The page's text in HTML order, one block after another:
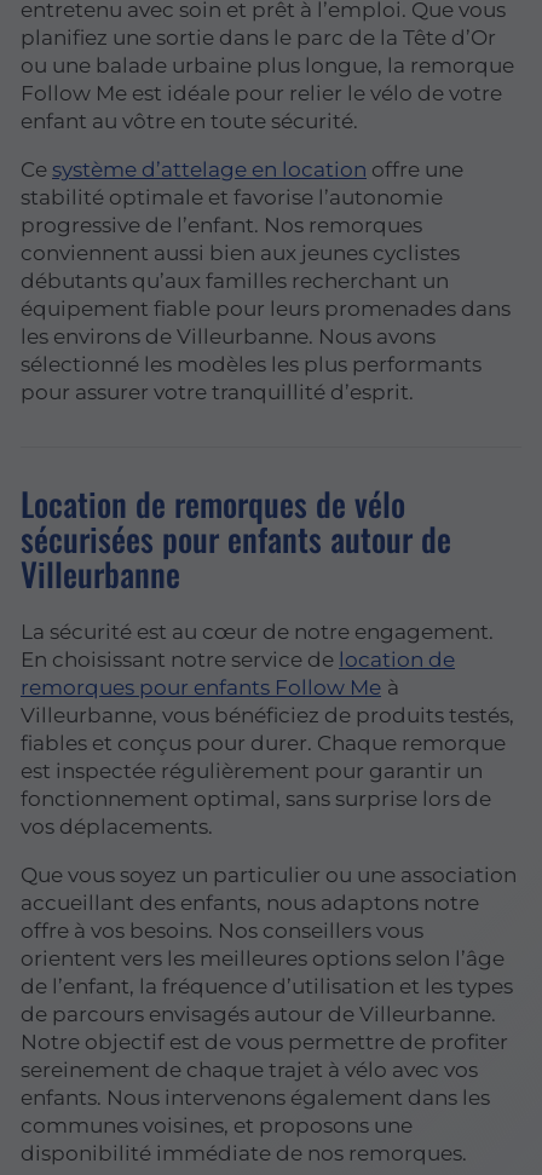
entretenu avec soin et prêt à l’emploi. Que vous
planifiez une sortie dans le parc de la Tête d’Or
ou une balade urbaine plus longue, la remorque
Follow Me est idéale pour relier le vélo de votre
enfant au vôtre en toute sécurité.
Ce système d’attelage en location offre une
stabilité optimale et favorise l’autonomie
progressive de l’enfant. Nos remorques
conviennent aussi bien aux jeunes cyclistes
débutants qu’aux familles recherchant un
équipement fiable pour leurs promenades dans
les environs de Villeurbanne. Nous avons
sélectionné les modèles les plus performants
pour assurer votre tranquillité d’esprit.
Location de remorques de vélo
sécurisées pour enfants autour de
Villeurbanne
La sécurité est au cœur de notre engagement.
En choisissant notre service de location de
remorques pour enfants Follow Me à
Villeurbanne, vous bénéficiez de produits testés,
fiables et conçus pour durer. Chaque remorque
est inspectée régulièrement pour garantir un
fonctionnement optimal, sans surprise lors de
vos déplacements.
Que vous soyez un particulier ou une association
accueillant des enfants, nous adaptons notre
offre à vos besoins. Nos conseillers vous
orientent vers les meilleures options selon l’âge
de l’enfant, la fréquence d’utilisation et les types
de parcours envisagés autour de Villeurbanne.
Notre objectif est de vous permettre de profiter
sereinement de chaque trajet à vélo avec vos
enfants. Nous intervenons également dans les
communes voisines, et proposons une
disponibilité immédiate de nos remorques.